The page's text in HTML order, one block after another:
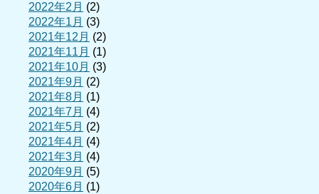
2022年2月 (2)
2022年1月 (3)
2021年12月 (2)
2021年11月 (1)
2021年10月 (3)
2021年9月 (2)
2021年8月 (1)
2021年7月 (4)
2021年5月 (2)
2021年4月 (4)
2021年3月 (4)
2020年9月 (5)
2020年6月 (1)